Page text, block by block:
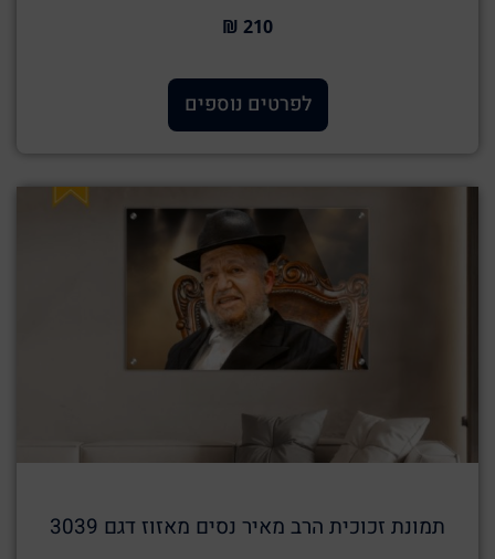
210 ₪
לפרטים נוספים
תמונת זכוכית הרב מאיר נסים מאזוז דגם 3039